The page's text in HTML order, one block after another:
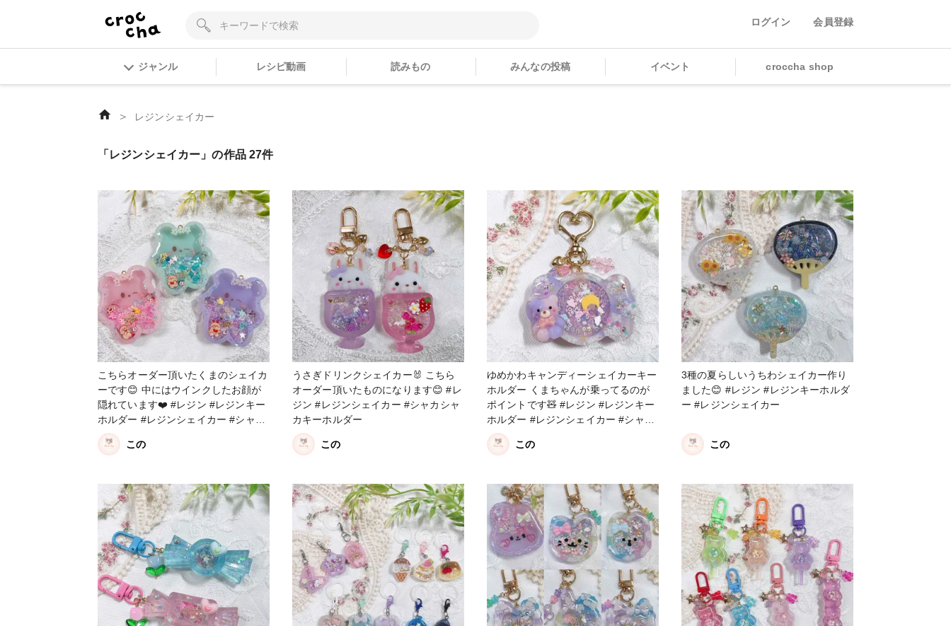
ログイン 会員登録
ジャンル レシピ動画 読みもの みんなの投稿 イベント croccha shop
＞ レジンシェイカー
「レジンシェイカー」の作品 27件
こちらオーダー頂いたくまのシェイカ
ーです😊 中にはウインクしたお顔が
隠れています❤️ #レジン #レジンキー
ホルダー #レジンシェイカー #シャカ
シャカキーホルダー
この
うさぎドリンクシェイカー🐰 こちら
オーダー頂いたものになります😊 #レ
ジン #レジンシェイカー #シャカシャ
カキーホルダー
この
ゆめかわキャンディーシェイカーキー
ホルダー くまちゃんが乗ってるのが
ポイントです🧸 #レジン #レジンキー
ホルダー #レジンシェイカー #シャカ
シャカキーホルダー
この
3種の夏らしいうちわシェイカー作り
ました😊 #レジン #レジンキーホルダ
ー #レジンシェイカー
この